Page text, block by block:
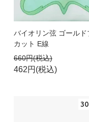
バイオリン弦 ゴールド
カット E線
660円(税込)
462円(税込)